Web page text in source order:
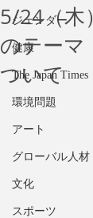
ジェンダー
健康
The Japan Times
環境問題
アート
グローバル人材
文化
スポーツ
5/24（木
のテーマ
ついて